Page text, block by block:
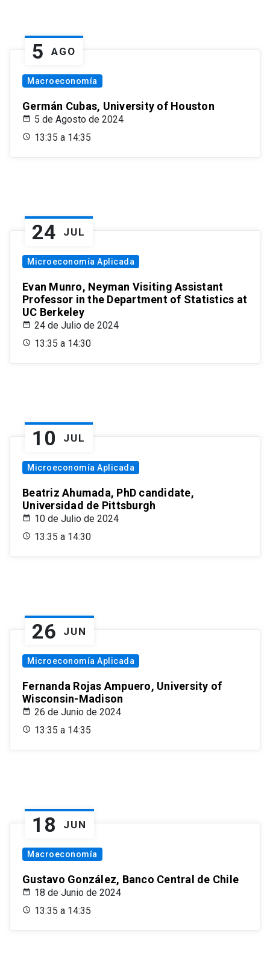
5 AGO
Macroeconomía
Germán Cubas, University of Houston
5 de Agosto de 2024
13:35 a 14:35
24 JUL
Microeconomía Aplicada
Evan Munro, Neyman Visiting Assistant
Professor in the Department of Statistics at
UC Berkeley
24 de Julio de 2024
13:35 a 14:30
10 JUL
Microeconomía Aplicada
Beatriz Ahumada, PhD candidate,
Universidad de Pittsburgh
10 de Julio de 2024
13:35 a 14:30
26 JUN
Microeconomía Aplicada
Fernanda Rojas Ampuero, University of
Wisconsin-Madison
26 de Junio de 2024
13:35 a 14:35
18 JUN
Macroeconomía
Gustavo González, Banco Central de Chile
18 de Junio de 2024
13:35 a 14:35